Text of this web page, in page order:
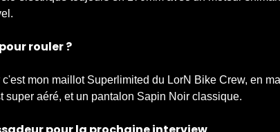
rouler ?
mon maillot Superlimited du LorN Bike Crew, en
super aéré, et un pantalon Sapin Noir classique.